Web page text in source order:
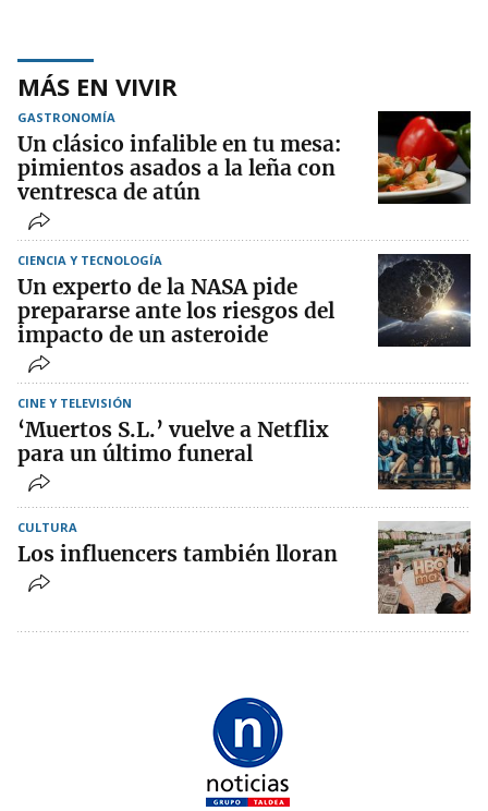
MÁS EN VIVIR
GASTRONOMÍA
Un clásico infalible en tu mesa:
pimientos asados a la leña con
ventresca de atún
CIENCIA Y TECNOLOGÍA
Un experto de la NASA pide
prepararse ante los riesgos del
impacto de un asteroide
CINE Y TELEVISIÓN
‘Muertos S.L.’ vuelve a Netflix
para un último funeral
CULTURA
Los influencers también lloran